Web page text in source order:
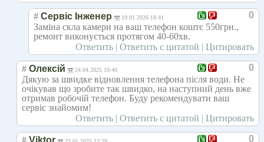
0
# Сервіс Інженер 19.01.2026 18:41
Заміна скла камери на ваш телефон коштє 550грн.,
ремонт виконується протягом 40-60хв.
Ответить | Ответить с цитатой | Цитировать
0
# Олексій 24.04.2025 10:40
Дякую за швидке відновлення телефона після води. Не
очікував що зробите так швидко, на наступний день вже
отримав робочій телефон. Буду рекомендувати ваш
сервіс знайомим!
Ответить | Ответить с цитатой | Цитировать
0
# Viktor